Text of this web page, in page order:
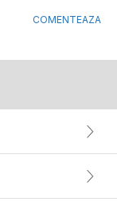
COMENTEAZA